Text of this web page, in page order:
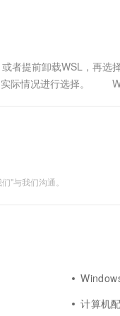
提前卸载WSL，再选
实际情况进行选择。
"与我们沟通。
计算机